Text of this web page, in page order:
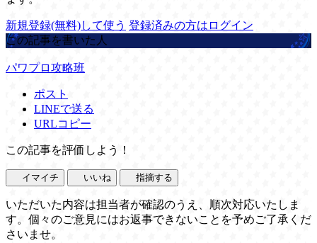
新規登録(無料)して使う 登録済みの方はログイン
この記事を書いた人
パワプロ攻略班
ポスト
LINEで送る
URLコピー
この記事を評価しよう！
イマイチ いいね 指摘する
いただいた内容は担当者が確認のうえ、順次対応いたしま
す。個々のご意見にはお返事できないことを予めご了承くだ
さいませ。